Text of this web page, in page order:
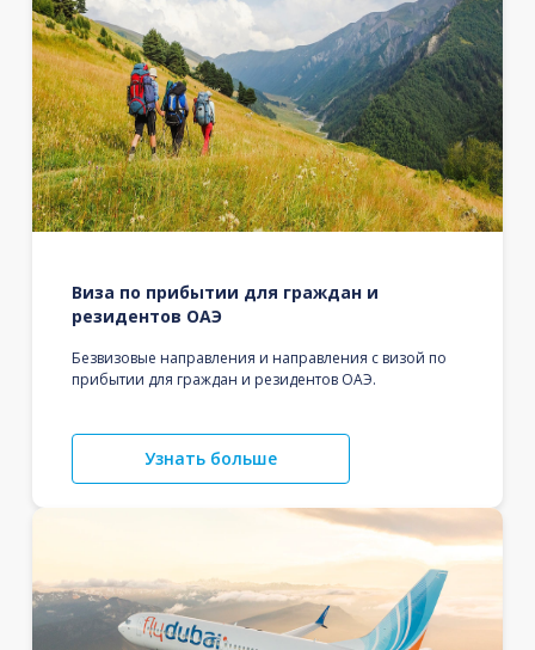
Виза по прибытии для граждан и
резидентов ОАЭ
Безвизовые направления и направления с визой по
прибытии для граждан и резидентов ОАЭ.
Узнать больше